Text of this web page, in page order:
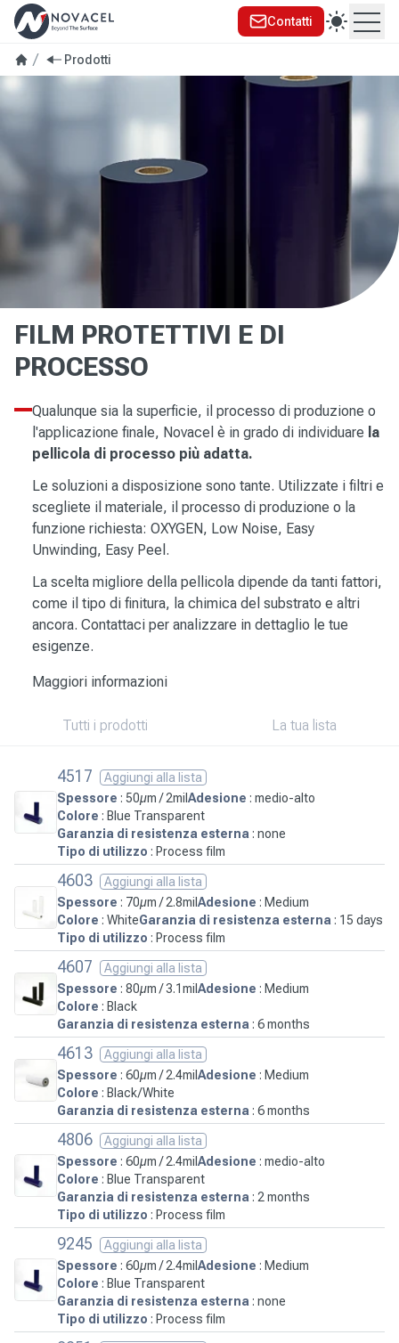
Contatti
Prodotti
FILM PROTETTIVI E DI
PROCESSO
Qualunque sia la superficie, il processo di produzione o
l'applicazione finale, Novacel è in grado di individuare la
pellicola di processo più adatta.
Le soluzioni a disposizione sono tante. Utilizzate i filtri e
scegliete il materiale, il processo di produzione o la
funzione richiesta: OXYGEN, Low Noise, Easy
Unwinding, Easy Peel.
La scelta migliore della pellicola dipende da tanti fattori,
come il tipo di finitura, la chimica del substrato e altri
ancora. Contattaci per analizzare in dettaglio le tue
esigenze.
Maggiori informazioni
menu
Tutti i prodotti La tua lista
4517
Aggiungi alla lista
Spessore : 50µm / 2mil Adesione : medio-alto
Colore : Blue Transparent
Garanzia di resistenza esterna : none
Tipo di utilizzo : Process film
4603
Aggiungi alla lista
Spessore : 70µm / 2.8mil Adesione : Medium
Colore : WhiteGaranzia di resistenza esterna : 15 days
Tipo di utilizzo : Process film
4607
Aggiungi alla lista
Spessore : 80µm / 3.1mil Adesione : Medium
Colore : Black
Garanzia di resistenza esterna : 6 months
4613
Aggiungi alla lista
Spessore : 60µm / 2.4mil Adesione : Medium
Colore : Black/White
Garanzia di resistenza esterna : 6 months
4806
Aggiungi alla lista
Spessore : 60µm / 2.4mil Adesione : medio-alto
Colore : Blue Transparent
Garanzia di resistenza esterna : 2 months
Tipo di utilizzo : Process film
9245
Aggiungi alla lista
Spessore : 60µm / 2.4mil Adesione : Medium
Colore : Blue Transparent
Garanzia di resistenza esterna : none
Tipo di utilizzo : Process film